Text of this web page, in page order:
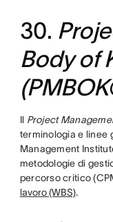
30.
Body of
Il Project
terminologia e linee
Management
metodologie di
percorso critico
lavoro (WBS).